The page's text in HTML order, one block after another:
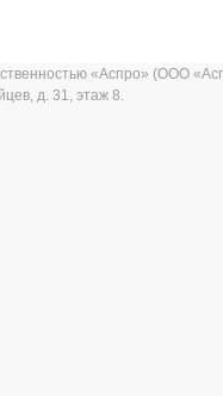
«Аспро» (ООО
д. 31, этаж 8.